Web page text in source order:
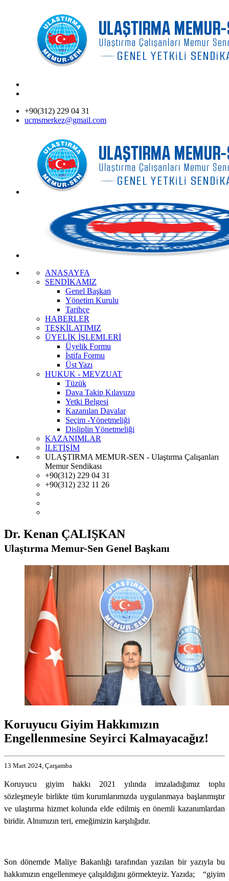
+90(312) 229 04 31
ucmsmerkez@gmail.com
ANASAYFA
SENDİKAMIZ
Genel Başkan
Yönetim Kurulu
Tarihçe
HABERLER
TEŞKİLATIMIZ
ÜYELİK İŞLEMLERİ
Üyelik Formu
İstifa Formu
Üst Yazı
HUKUK - MEVZUAT
Tüzük
Dava Takip Kılavuzu
Yetki Belgesi
Kazanılan Davalar
Seçim -Yönetmeliği
Disliplin Yönetmeliği
KAZANIMLAR
İLETİŞİM
ULAŞTIRMA MEMUR-SEN - Ulaştırma Çalışanları
Memur Sendikası
+90(312) 229 04 31
+90(312) 232 11 26
Dr. Kenan ÇALIŞKAN
Ulaştırma Memur-Sen Genel Başkanı
Koruyucu Giyim Hakkımızın
Engellenmesine Seyirci Kalmayacağız!
13 Mart 2024, Çarşamba
Koruyucu giyim hakkı 2021 yılında imzaladığımız toplu
sözleşmeyle birlikte tüm kurumlarımızda uygulanmaya başlanmıştır
ve ulaştırma hizmet kolunda elde edilmiş en önemli kazanımlardan
biridir. Alnımızın teri, emeğimizin karşılığıdır.
Son dönemde Maliye Bakanlığı tarafından yazılan bir yazıyla bu
hakkımızın engellenmeye çalışıldığını görmekteyiz. Yazıda;
“giyim